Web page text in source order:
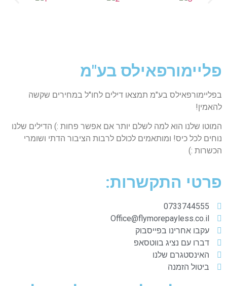
פליימורפאילס בע"מ
בפליימורפאילס בע"מ תמצאו דילים לחו"ל במחירים שקשה
להאמין!
המוטו שלנו הוא למה לשלם יותר אם אפשר פחות :) הדילים שלנו
נוחים לכל כיס! ומותאמים לכולם לרבות הציבור הדתי ושומרי
הכשרות :)
פרטי התקשרות:
0733744555
Office@flymorepayless.co.il
עקבו אחרינו בפייסבוק
דברו עם נציג בווטסאפ
האינסטגרם שלנו
ביטול הזמנה